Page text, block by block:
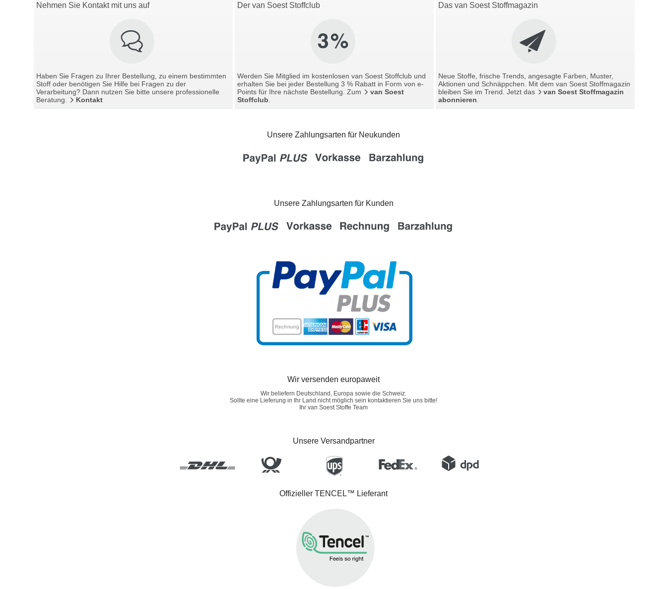
Nehmen Sie Kontakt mit uns auf
Haben Sie Fragen zu Ihrer Bestellung, zu einem bestimmten
Stoff oder benötigen Sie Hilfe bei Fragen zu der
Verarbeitung? Dann nutzen Sie bitte unsere professionelle
Beratung.
Kontakt
Der van Soest Stoffclub
Werden Sie Mitglied im kostenlosen van Soest Stoffclub und
erhalten Sie bei jeder Bestellung 3 % Rabatt in Form von e-
Points für Ihre nächste Bestellung. Zum
van Soest
Stoffclub
Das van Soest Stoffmagazin
Neue Stoffe, frische Trends, angesagte Farben, Muster,
Aktionen und Schnäppchen. Mit dem van Soest Stoffmagazin
bleiben Sie im Trend. Jetzt das
van Soest Stoffmagazin
abonnieren
Unsere Zahlungsarten für Neukunden
Unsere Zahlungsarten für Kunden
Wir versenden europaweit
Wir beliefern Deutschland, Europa sowie die Schweiz.
Sollte eine Lieferung in Ihr Land nicht möglich sein kontaktieren Sie uns bitte!
Ihr van Soest Stoffe Team
Unsere Versandpartner
Offizieller TENCEL™ Lieferant